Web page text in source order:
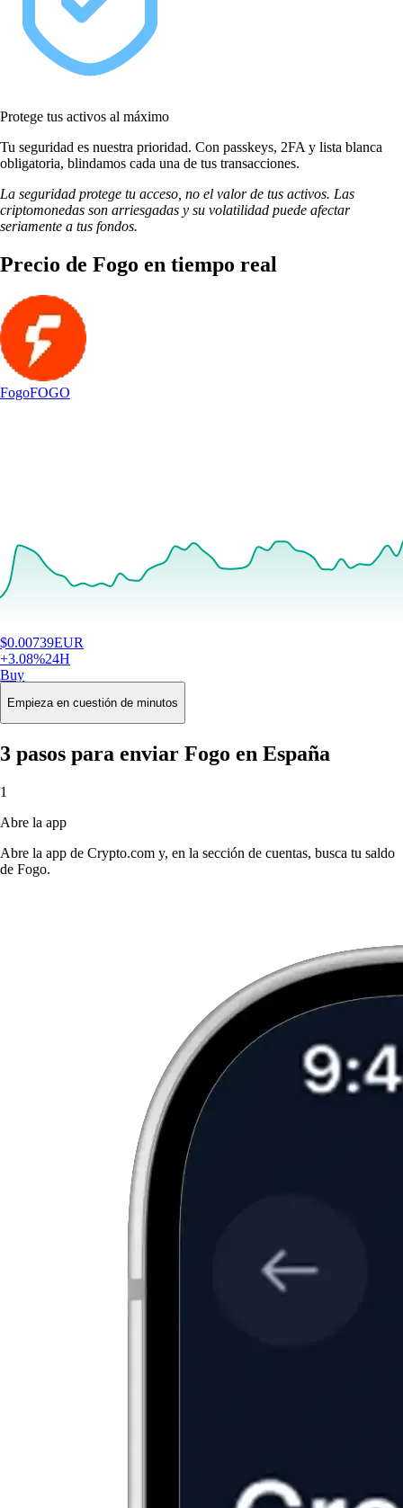
Protege tus activos al máximo
Tu seguridad es nuestra prioridad. Con passkeys, 2FA y lista blanca
obligatoria, blindamos cada una de tus transacciones.
La seguridad protege tu acceso, no el valor de tus activos. Las
criptomonedas son arriesgadas y su volatilidad puede afectar
seriamente a tus fondos.
Precio de Fogo en tiempo real
FogoFOGO
$0.00739EUR
+3.08%24H
Buy
Empieza en cuestión de minutos
3 pasos para enviar Fogo en España
1
Abre la app
Abre la app de Crypto.com y, en la sección de cuentas, busca tu saldo
de Fogo.